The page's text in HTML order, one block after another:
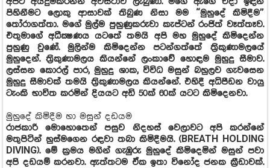
පිහිනීමට ලොකු ආසාවක් තිබුණ නිසා මම “මුහුදේ කිමිදීම”
තෝරාගත්තා. මගේ මුල්ම පුහුණුකරුවා කැප්ටන් රංජිත් වෑත්තෑව.
එතුමාගේ අධීක්‍ෂණය යටතේ තමයි අපි මහ මුහුදේ කිමිදෙන්න
පුහුණු වුණේ. මුලින්ම කිමිදෙන්න පටන්ගත්තේ ත්‍රිකුණාමලයේ
මුහුදෙන්. ත්‍රිකුණාමලය කියන්නේ ලංකාවේ හොඳම මුහුදු සීමාව.
ලස්සන කොරල් පාර, මුහුදු ශාක, විවිධ මසුන් බහුලව ගැවසෙන
මුහුදු සීමාවක් තමයි ත්‍රිකුණාමලය කියන්නේ. එහිදී අධිපීඩන වායු
ටැංකි භාවිත කරමින් දියයට අඩි 50ක් 60ක් යටට කිමිදෙනවා.
මුහුදේ කිමිදීම හා මසුන් දඩයම
රාජකාරි මොහොතෙන් පසුව නිදහස් වෙලාවට අපි කරන්නේ
මතුපිටින් හුස්මගෙන රඳවා තබා කිමිදීමයි. (BREATH HOLDING
DIVING). මේ ක්‍රමය මගින් ගැඹුරු මුහුදේ කිමිදෙමින් මසුන් පවා
අපි දඩයම් කරනවා. ඇත්තටම ඒක ඉතා විනෝද ජනක ක්‍රීඩාවක්.